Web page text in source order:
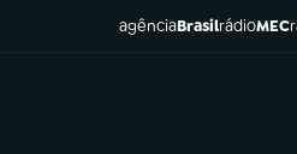
agênciaBrasilrádioMEC